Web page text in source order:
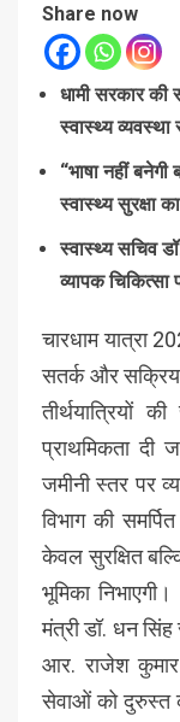
Share now
धामी सरकार की
स्वास्थ्य व्यवस्था
“भाषा नहीं
स्वास्थ्य सुरक्षा
स्वास्थ्य सचिव
व्यापक चिकित्सा
चारधाम यात्रा
सतर्क और सक्रिय
तीर्थयात्रियों
प्राथमिकता दी
जमीनी स्तर पर
विभाग की
केवल सुरक्षित
भूमिका
मंत्री डॉ. धन सिंह
आर. राजेश कुमार
सेवाओं को